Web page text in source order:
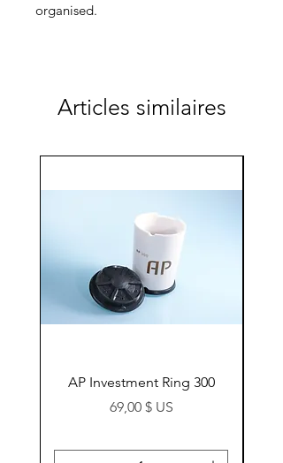
organised.
Articles similaires
AP Investment Ring 300
Prix
69,00 $ US